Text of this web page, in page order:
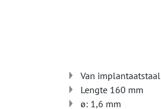
Van implantaatstaal
Lengte 160 mm
ø: 1,6 mm